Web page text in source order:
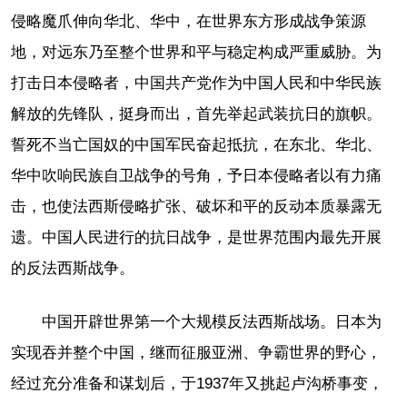
侵略魔爪伸向华北、华中，在世界东方形成战争策源
地，对远东乃至整个世界和平与稳定构成严重威胁。为
打击日本侵略者，中国共产党作为中国人民和中华民族
解放的先锋队，挺身而出，首先举起武装抗日的旗帜。
誓死不当亡国奴的中国军民奋起抵抗，在东北、华北、
华中吹响民族自卫战争的号角，予日本侵略者以有力痛
击，也使法西斯侵略扩张、破坏和平的反动本质暴露无
遗。中国人民进行的抗日战争，是世界范围内最先开展
的反法西斯战争。
中国开辟世界第一个大规模反法西斯战场。日本为
实现吞并整个中国，继而征服亚洲、争霸世界的野心，
经过充分准备和谋划后，于1937年又挑起卢沟桥事变，